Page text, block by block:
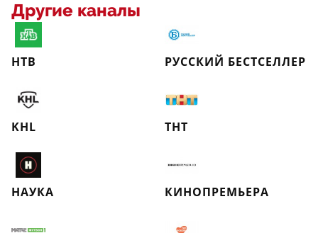
Другие каналы
НТВ РУССКИЙ БЕСТСЕЛЛЕР
KHL ТНТ
НАУКА КИНОПРЕМЬЕРА